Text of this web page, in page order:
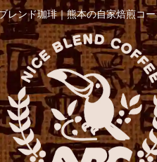
レンド珈琲｜熊本の自家焙煎コ